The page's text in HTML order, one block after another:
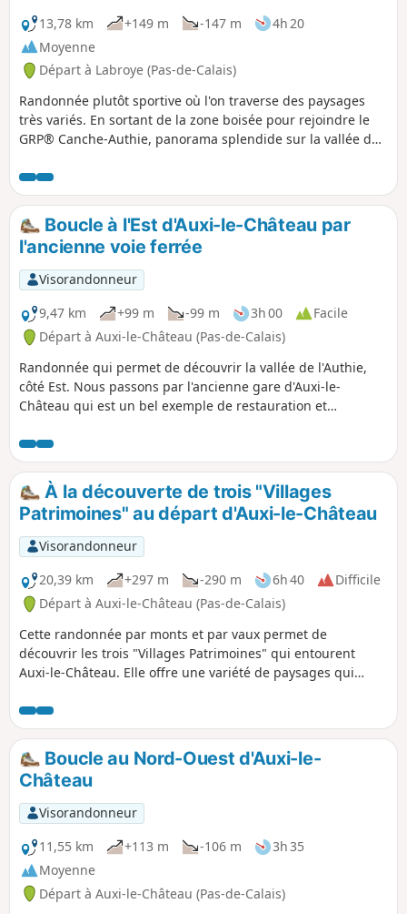
13,78 km
+149 m -147 m
4h 20
Moyenne
Départ à Labroye (Pas-de-Calais)
Randonnée plutôt sportive où l'on traverse des paysages
très variés. En sortant de la zone boisée pour rejoindre le
GRP® Canche-Authie, panorama splendide sur la vallée de
Boucle à l'Est d'Auxi-le-Château par
l'ancienne voie ferrée
Visorandonneur
9,47 km
+99 m -99 m 3h 00
Facile
Départ à Auxi-le-Château (Pas-de-Calais)
Randonnée qui permet de découvrir la vallée de l'Authie,
côté Est. Nous passons par l'ancienne gare d'Auxi-le-
Château qui est un bel exemple de restauration et
petit cimetière militaire qui nous rappelle, ici aussi, les
horreurs de la guerre. Enfin, profitons des superbes points
de vue sur la vallée et sur la charmante ville d'Auxi.
À la découverte de trois "Villages
Patrimoines" au départ d'Auxi-le-Château
Visorandonneur
20,39 km
+297 m -290 m 6h 40
Difficile
Départ à Auxi-le-Château (Pas-de-Calais)
Cette randonnée par monts et par vaux permet de
découvrir les trois "Villages Patrimoines" qui entourent
Auxi-le-Château. Elle offre une variété de paysages qui
et au respect de la diversité.
Boucle au Nord-Ouest d'Auxi-le-
Château
Visorandonneur
11,55 km
+113 m -106 m
3h 35
Moyenne
Départ à Auxi-le-Château (Pas-de-Calais)